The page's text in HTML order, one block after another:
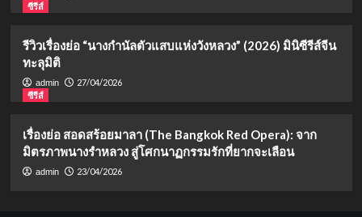
ซีรีส์
รีวิวเรื่องย่อ “นางกำนัลตัวแสบแห่งวังหลวง” (2026) มินิซีรีส์จีน
ทะลุมิติ
admin
27/04/2026
ซีรีส์
เรื่องย่อ สอดสร้อยมาลา (The Bangkok Red Opera): จาก
มิตรภาพนางรำหลวง สู่โศกนาฏกรรมรักที่ยากจะเลือน
admin 23/04/2026